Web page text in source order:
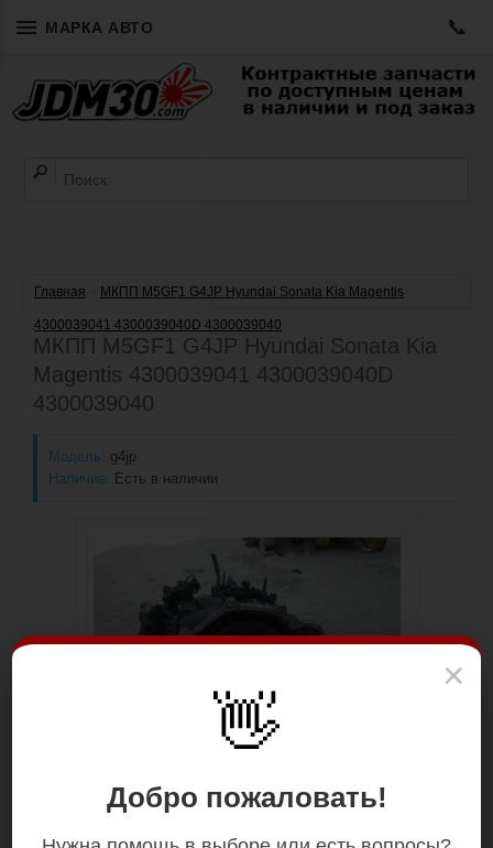
МАРКА АВТО 📞
×
👋
Добро пожаловать!
Главная МКПП M5GF1 G4JP Hyundai Sonata Kia Magentis
4300039041 4300039040D 4300039040
МКПП M5GF1 G4JP Hyundai Sonata Kia
Magentis 4300039041 4300039040D
4300039040
Модель: g4jp
Наличие: Есть в наличии